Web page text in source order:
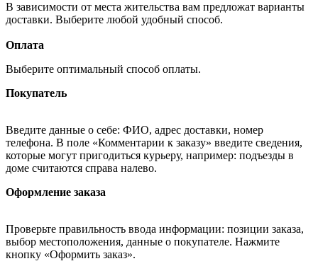
В зависимости от места жительства вам предложат варианты
доставки. Выберите любой удобный способ.
Оплата
Выберите оптимальный способ оплаты.
Покупатель
Введите данные о себе: ФИО, адрес доставки, номер
телефона. В поле «Комментарии к заказу» введите сведения,
которые могут пригодиться курьеру, например: подъезды в
доме считаются справа налево.
Оформление заказа
Проверьте правильность ввода информации: позиции заказа,
выбор местоположения, данные о покупателе. Нажмите
кнопку «Оформить заказ».